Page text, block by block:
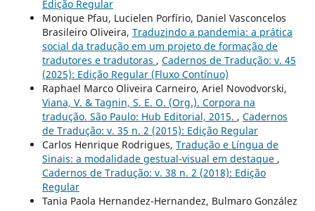
Edição Regular
Monique Pfau, Lucielen Porfírio, Daniel Vasconcelos
Brasileiro Oliveira, Traduzindo a pandemia: a prática
social da tradução em um projeto de formação de
tradutores e tradutoras , Cadernos de Tradução: v. 45
(2025): Edição Regular (Fluxo Contínuo)
Raphael Marco Oliveira Carneiro, Ariel Novodvorski,
Viana, V. & Tagnin, S. E. O. (Org.). Corpora na
tradução. São Paulo: Hub Editorial, 2015. , Cadernos
de Tradução: v. 35 n. 2 (2015): Edição Regular
Carlos Henrique Rodrigues, Tradução e Língua de
Sinais: a modalidade gestual-visual em destaque ,
Cadernos de Tradução: v. 38 n. 2 (2018): Edição
Regular
Tania Paola Hernandez-Hernandez, Bulmaro González